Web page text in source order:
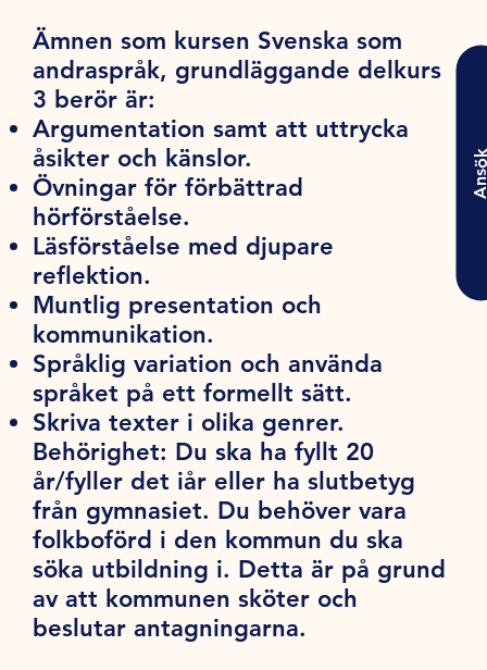
Ämnen som kursen Svenska som
andraspråk, grundläggande delkurs
3 berör är:
Argumentation samt att uttrycka
åsikter och känslor.
Övningar för förbättrad
hörförståelse.
Läsförståelse med djupare
reflektion.
Muntlig presentation och
kommunikation.
Språklig variation och använda
språket på ett formellt sätt.
Skriva texter i olika genrer.
Behörighet: Du ska ha fyllt 20
år/fyller det iår eller ha slutbetyg
från gymnasiet. Du behöver vara
folkboförd i den kommun du ska
söka utbildning i. Detta är på grund
av att kommunen sköter och
beslutar antagningarna.